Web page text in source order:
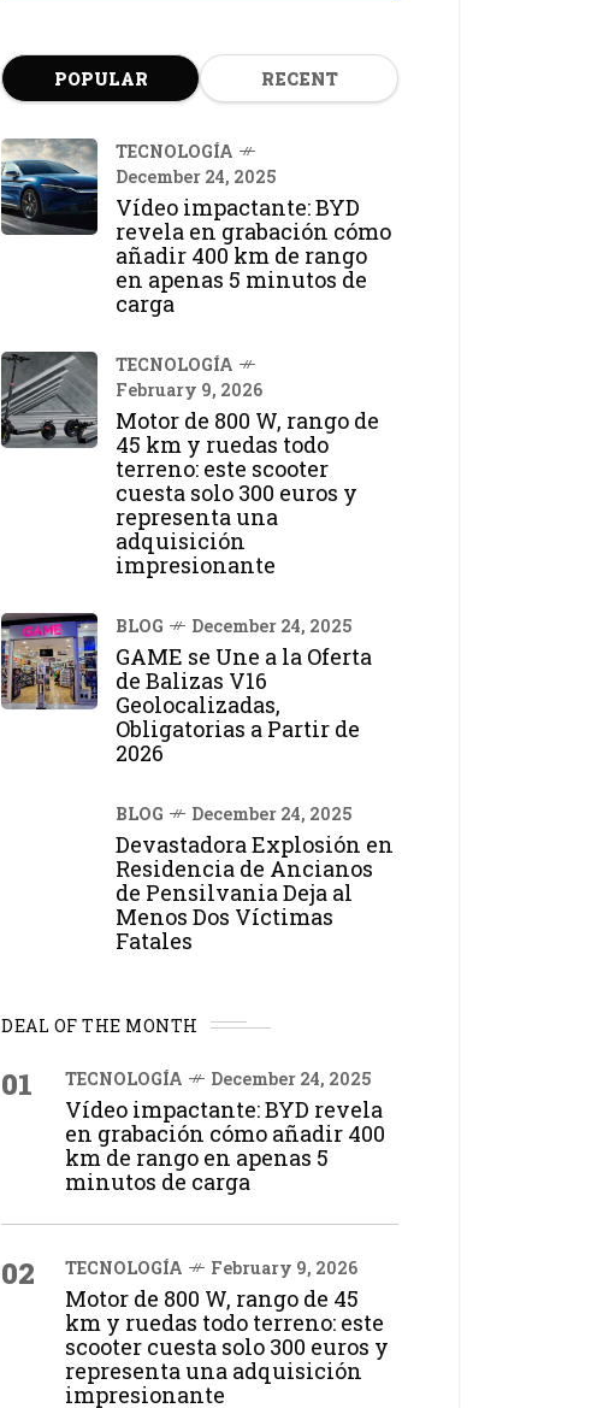
POPULAR RECENT
TECNOLOGÍA
December 24, 2025
Vídeo impactante: BYD
revela en grabación cómo
añadir 400 km de rango
en apenas 5 minutos de
carga
TECNOLOGÍA
February 9, 2026
Motor de 800 W, rango de
45 km y ruedas todo
terreno: este scooter
cuesta solo 300 euros y
representa una
adquisición
impresionante
BLOG December 24, 2025
GAME se Une a la Oferta
de Balizas V16
Geolocalizadas,
Obligatorias a Partir de
2026
BLOG December 24, 2025
Devastadora Explosión en
Residencia de Ancianos
de Pensilvania Deja al
Menos Dos Víctimas
Fatales
DEAL OF THE MONTH
01 TECNOLOGÍA December 24, 2025
Vídeo impactante: BYD revela
en grabación cómo añadir 400
km de rango en apenas 5
minutos de carga
02 TECNOLOGÍA February 9, 2026
Motor de 800 W, rango de 45
km y ruedas todo terreno: este
scooter cuesta solo 300 euros y
representa una adquisición
impresionante